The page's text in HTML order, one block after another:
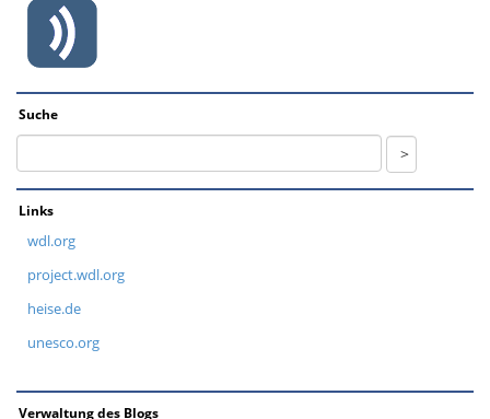
Suche
Links
wdl.org
project.wdl.org
heise.de
unesco.org
Verwaltung des Blogs